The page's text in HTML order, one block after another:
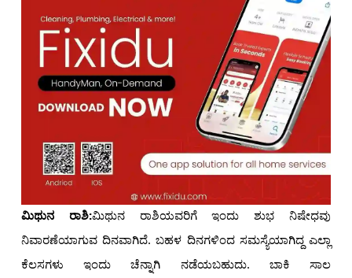
ಮಿಥುನ ರಾಶಿ:ಮಿಥುನ ರಾಶಿಯವರಿಗೆ ಇಂದು ಶುಭ ನಿಷೇಧವು
ನಿವಾರಣೆಯಾಗುವ ದಿನವಾಗಿದೆ. ಬಹಳ ದಿನಗಳಿಂದ ಸಮಸ್ಯೆಯಾಗಿದ್ದ ಎಲ್ಲಾ
ಕೆಲಸಗಳು ಇಂದು ಚೆನ್ನಾಗಿ ನಡೆಯಬಹುದು. ಬಾಕಿ ಸಾಲ